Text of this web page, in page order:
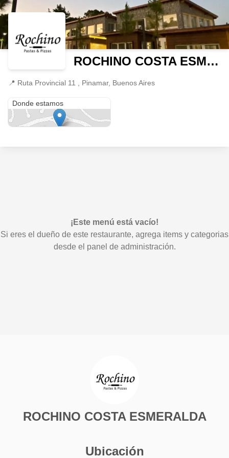
ROCHINO COSTA ESMERALDA
📍 Ruta Provincial 11 , Pinamar, Buenos Aires
Donde estamos
¡Este menú está vacío!
Si eres el dueño de este restaurante, agrega items y categorias
desde el panel de administración.
ROCHINO COSTA ESMERALDA
Ubicación